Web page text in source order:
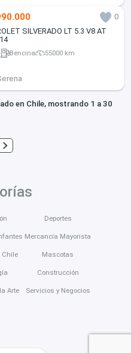
0
SILVERADO LT 5.3 V8 AT
Bencina 55000 km
en Chile, mostrando 1 a 30
Chile
Arte
Deportes
Mercancía Mayorista
Mascotas
Construcción
Servicios y Negocios